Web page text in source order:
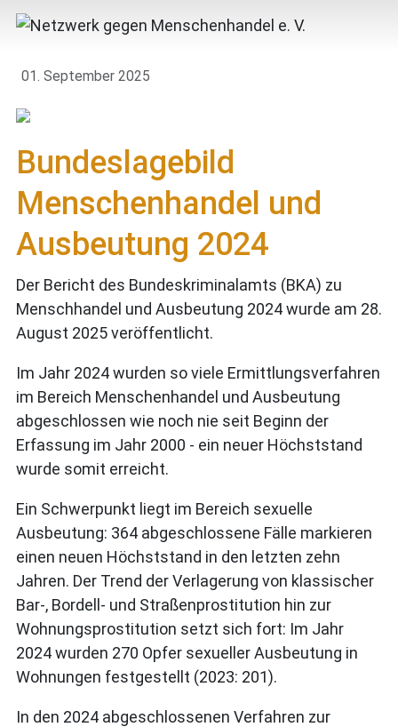
01. September 2025
Bundeslagebild
Menschenhandel und
Ausbeutung 2024
Der Bericht des Bundeskriminalamts (BKA) zu
Menschhandel und Ausbeutung 2024 wurde am 28.
August 2025 veröffentlicht.
Im Jahr 2024 wurden so viele Ermittlungsverfahren
im Bereich Menschenhandel und Ausbeutung
abgeschlossen wie noch nie seit Beginn der
Erfassung im Jahr 2000 - ein neuer Höchststand
wurde somit erreicht.
Ein Schwerpunkt liegt im Bereich sexuelle
Ausbeutung: 364 abgeschlossene Fälle markieren
einen neuen Höchststand in den letzten zehn
Jahren. Der Trend der Verlagerung von klassischer
Bar-, Bordell- und Straßenprostitution hin zur
Wohnungsprostitution setzt sich fort: Im Jahr
2024 wurden 270 Opfer sexueller Ausbeutung in
Wohnungen festgestellt (2023: 201).
In den 2024 abgeschlossenen Verfahren zur